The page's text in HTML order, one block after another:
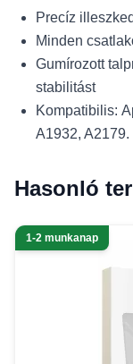
Precíz
Minden
Gumírozott
stabilitást
Kompatibilis:
A1932, A2179.
Hasonló
1-2 munkanap